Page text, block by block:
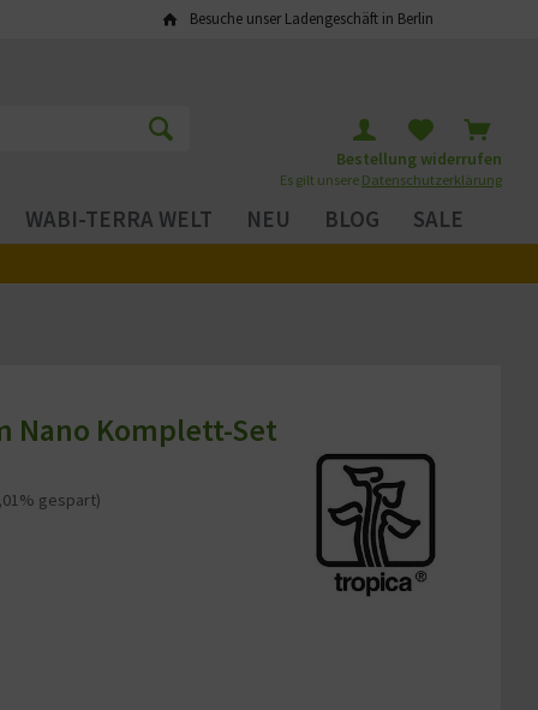
Besuche unser Ladengeschäft in Berlin
Bestellung widerrufen
Es gilt unsere Datenschutzerklärung
WABI-TERRA WELT NEU BLOG SALE
Nano Komplett-Set
gespart)